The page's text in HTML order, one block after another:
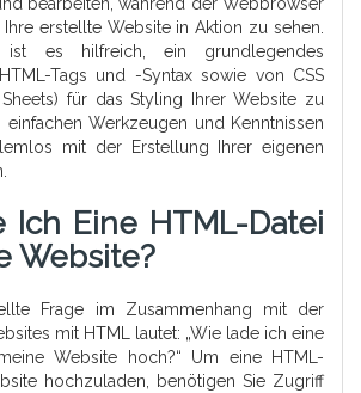
erstellte Website in Aktion zu sehen.
ist es hilfreich, ein grundlegendes
Tags und -Syntax sowie von CSS
für das Styling Ihrer Website zu
einfachen Werkzeugen und Kenntnissen
mit der Erstellung Ihrer eigenen
Ich Eine HTML-Datei
Website?
Frage im Zusammenhang mit der
mit HTML lautet: „Wie lade ich eine
Website hoch?“ Um eine HTML-
hochzuladen, benötigen Sie Zugriff